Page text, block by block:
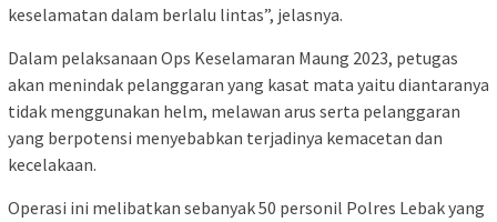
keselamatan dalam berlalu lintas”, jelasnya.
Dalam pelaksanaan Ops Keselamaran Maung 2023, petugas
akan menindak pelanggaran yang kasat mata yaitu diantaranya
tidak menggunakan helm, melawan arus serta pelanggaran
yang berpotensi menyebabkan terjadinya kemacetan dan
kecelakaan.
Operasi ini melibatkan sebanyak 50 personil Polres Lebak yang